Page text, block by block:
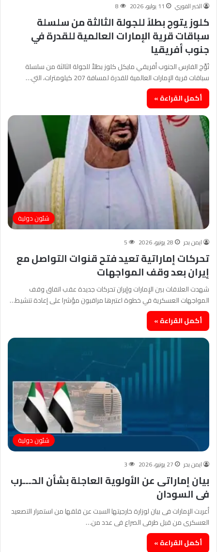
الخبر الفوري 11 يوليو، 2026 8
كلوز يتوج بطلاً للجولة الثالثة من سلسلة
سباقات قرية الإمارات العالمية للقدرة في
جنوب أفريقيا
تُوِّج الفارس الجنوب أفريقي مايكل كلوز بطلاً للجولة الثالثة من سلسلة
سباقات قرية الإمارات العالمية للقدرة لمسافة 207 كيلومترات، التي…
أكمل القراءة »
شئون دولية
ايمن بحر 28 يونيو، 2026 5
تحركات إماراتية تعيد فتح قنوات التواصل مع
إيران بعد وقف المواجهات
شهدت العلاقات بين الإمارات وإيران تحركات جديدة عقب اتفاق وقف
المواجهات العسكرية في خطوة اعتبرها مراقبون مؤشرا على إعادة تنشيط…
أكمل القراءة »
شئون دولية
ايمن بحر 27 يونيو، 2026 3
بيان إماراتى عن الأولوية العاجلة بشأن الحـــرب
فى السودان
أعربت الإمارات فى بيان لوزارة خارجيتها السبت عن قلقها من استمرار التصعيد
العسكرى من قبل طرفى الصراع فى عدد من…
أكمل القراءة »